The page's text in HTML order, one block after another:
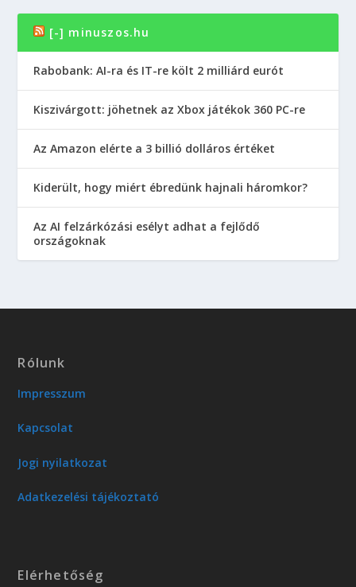
[-] minuszos.hu
Rabobank: AI-ra és IT-re költ 2 milliárd eurót
Kiszivárgott: jöhetnek az Xbox játékok 360 PC-re
Az Amazon elérte a 3 billió dolláros értéket
Kiderült, hogy miért ébredünk hajnali háromkor?
Az AI felzárkózási esélyt adhat a fejlődő
országoknak
Rólunk
Impresszum
Kapcsolat
Jogi nyilatkozat
Adatkezelési tájékoztató
Elérhetőség